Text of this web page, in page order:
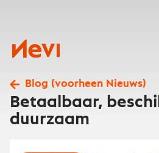
Nevi
Blog (voorheen Nieuws)
Betaalbaar,
duurzaam